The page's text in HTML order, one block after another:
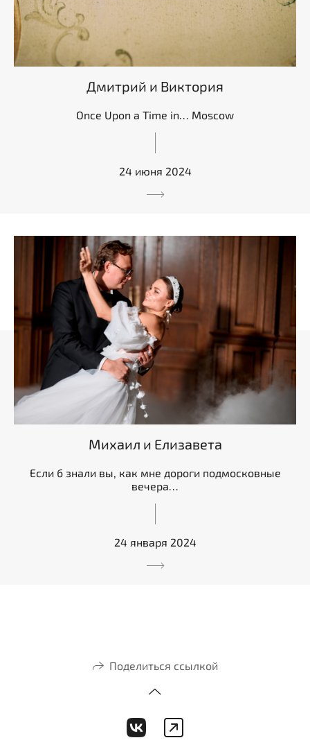
Дмитрий и Виктория
Once Upon a Time in… Moscow
24 июня 2024
Михаил и Елизавета
Если б знали вы, как мне дороги подмосковные
вечера…
24 января 2024
Поделиться ссылкой